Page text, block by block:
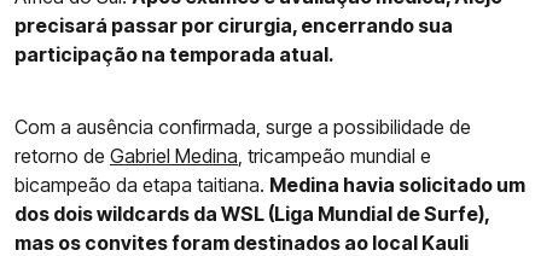
precisará passar por cirurgia, encerrando sua
participação na temporada atual.
Com a ausência confirmada, surge a possibilidade de
retorno de Gabriel Medina , tricampeão mundial e
bicampeão da etapa taitiana. Medina havia solicitado um
dos dois wildcards da WSL (Liga Mundial de Surfe),
mas os convites foram destinados ao local Kauli